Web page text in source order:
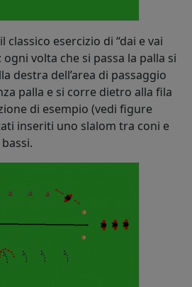
classico esercizio di “dai e vai
volta che si passa la palla si
destra dell’area di passaggio
palla e si corre dietro alla fila
di esempio (vedi figure
inseriti uno slalom tra coni e